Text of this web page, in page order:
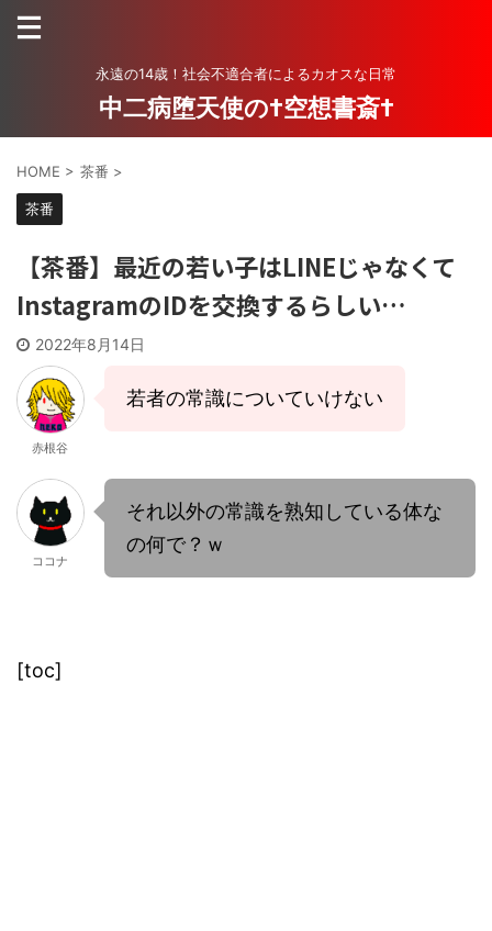
永遠の14歳！社会不適合者によるカオスな日常
中二病堕天使の†空想書斎†
HOME > 茶番 >
茶番
【茶番】最近の若い子はLINEじゃなくて
InstagramのIDを交換するらしい…
2022年8月14日
赤根谷
若者の常識についていけない
ココナ
それ以外の常識を熟知している体な
の何で？ｗ
[toc]